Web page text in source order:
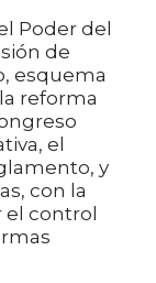
Poder del
de
esquema
reforma
el
y
con la
el control